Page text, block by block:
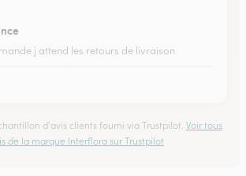
j attend les retours de livraison
d'avis clients fourni via Trustpilot. Voir tous
de la marque Interflora sur Trustpilot